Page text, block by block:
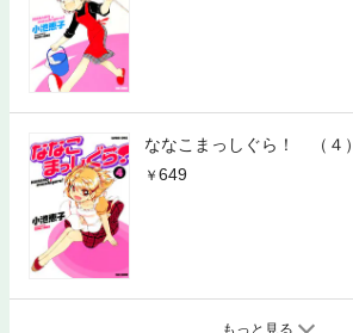
ななこまっしぐら！ （４）
649